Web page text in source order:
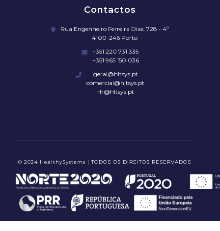
Contactos
Rua Engenheiro Ferreira Dias, 728 - 4º
4100-246 Porto
+351 220 731 335
+351 965 150 036
geral@hltsys.pt
comercial@hltsys.pt
rh@hltsys.pt
© 2024 HealthySystems | TODOS OS DIREITOS RESERVADOS